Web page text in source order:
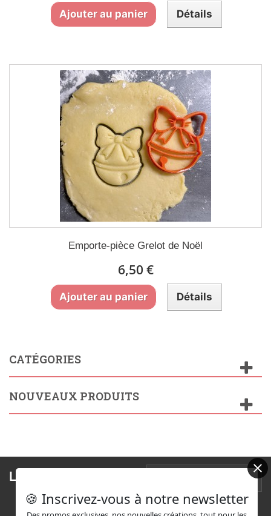
Ajouter au panier Détails
Emporte-pièce Grelot de Noël
6,50 €
Ajouter au panier Détails
CATÉGORIES
NOUVEAUX PRODUITS
Lettre d'informations
🍪 Inscrivez-vous à notre newsletter